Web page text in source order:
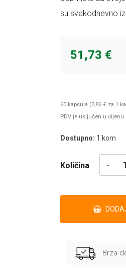
su svakodnevno
51,73 €
60 kapsula (0,86 € za 1
PDV je uključen u cijenu
Dostupno: 1 kom
Količina
Brza